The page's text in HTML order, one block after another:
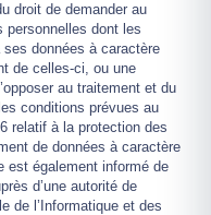
droit de demander au
personnelles dont les
données à caractère
de celles-ci, ou une
au traitement et du
conditions prévues au
relatif à la protection des
de données à caractère
est également informé de
d’une autorité de
de l’Informatique et des